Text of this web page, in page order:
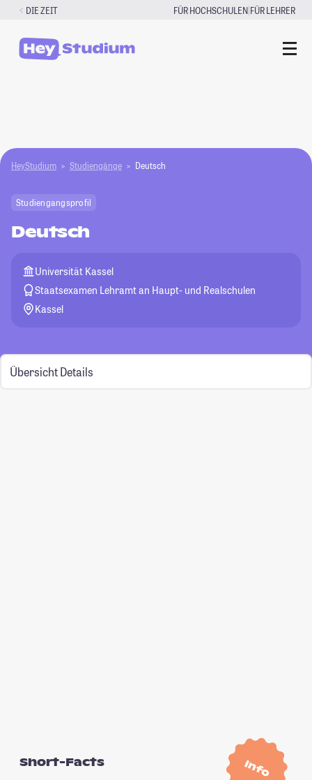
Zum
springen
DIE ZEIT FÜR HOCHSCHULEN|FÜR LEHRER
HeyStudium Studiengänge Deutsch
Studiengangsprofil
Deutsch
Universität Kassel
Staatsexamen Lehramt an Haupt- und Realschulen
Kassel
Übersicht Details
Info
Short-Facts